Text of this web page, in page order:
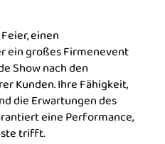
einen
ein großes Firmenevent
Show nach den
Kunden. Ihre Fähigkeit,
die Erwartungen des
eine Performance,
trifft.